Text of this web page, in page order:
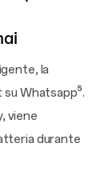
la
su Whatsapp⁵.
viene
durante